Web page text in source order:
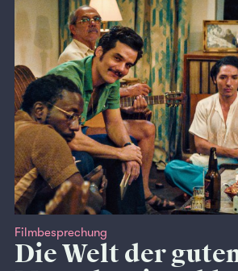
Filmbesprechung
Die Welt der